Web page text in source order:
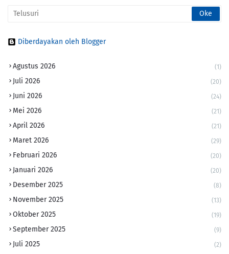
Diberdayakan oleh Blogger
Agustus 2026 (1)
Juli 2026 (20)
Juni 2026 (24)
Mei 2026 (21)
April 2026 (21)
Maret 2026 (29)
Februari 2026 (20)
Januari 2026 (20)
Desember 2025 (8)
November 2025 (13)
Oktober 2025 (19)
September 2025 (9)
Juli 2025 (2)